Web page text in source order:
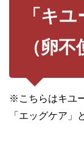
「キ
（卵不
※こちらはキユ
「エッグケア」